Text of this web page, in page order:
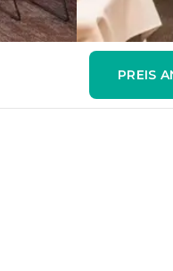
PREIS